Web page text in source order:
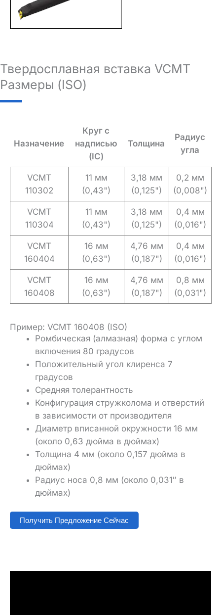
Твердосплавная вставка VCMT
Размеры (ISO)
Назначение
Круг с
надписью
(IC)
Толщина
Радиус
угла
VCMT
110302
11 мм
(0,43")
3,18 мм
(0,125")
0,2 мм
(0,008")
VCMT
110304
11 мм
(0,43")
3,18 мм
(0,125")
0,4 мм
(0,016")
VCMT
160404
16 мм
(0,63")
4,76 мм
(0,187")
0,4 мм
(0,016")
VCMT
160408
16 мм
(0,63")
4,76 мм
(0,187")
0,8 мм
(0,031")
Пример: VCMT 160408 (ISO)
Ромбическая (алмазная) форма с углом
включения 80 градусов
Положительный угол клиренса 7
градусов
Средняя толерантность
Конфигурация стружколома и отверстий
в зависимости от производителя
Диаметр вписанной окружности 16 мм
(около 0,63 дюйма в дюймах)
Толщина 4 мм (около 0,157 дюйма в
дюймах)
Радиус носа 0,8 мм (около 0,031″ в
дюймах)
Получить Предложение Сейчас